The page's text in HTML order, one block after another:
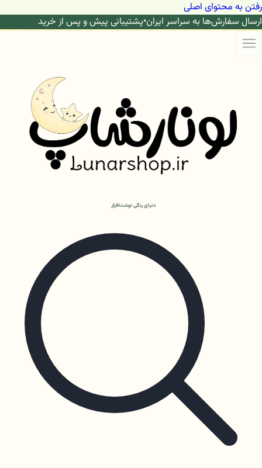
رفتن به محتوای اصلی
ارسال سفارش‌ها به سراسر ایران•پشتیبانی پیش و پس از خرید
دنیای رنگی نوشت‌افزار